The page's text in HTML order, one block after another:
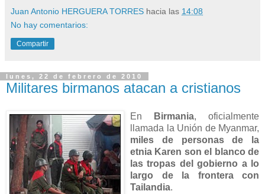
Juan Antonio HERGUERA TORRES hacia las 14:08
No hay comentarios:
Compartir
lunes, 22 de febrero de 2010
Militares birmanos atacan a cristianos
En Birmania, oficialmente
llamada la Unión de Myanmar,
miles de personas de la
etnia Karen son el blanco de
las tropas del gobierno a lo
largo de la frontera con
Tailandia.